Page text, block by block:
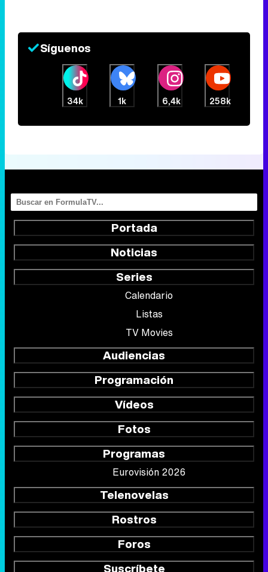
Síguenos
34k 1k 6,4k 258k
Portada
Noticias
Series
Calendario
Listas
TV Movies
Audiencias
Programación
Vídeos
Fotos
Programas
Eurovisión 2026
Telenovelas
Rostros
Foros
Suscríbete